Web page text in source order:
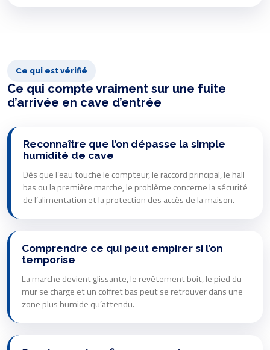
Ce qui est vérifié
Ce qui compte vraiment sur une fuite
d’arrivée en cave d’entrée
Reconnaître que l’on dépasse la simple
humidité de cave
Dès que l’eau touche le compteur, le raccord principal, le hall
bas ou la première marche, le problème concerne la sécurité
de l’alimentation et la protection des accès de la maison.
Comprendre ce qui peut empirer si l’on
temporise
La marche devient glissante, le revêtement boit, le pied du
mur se charge et un coffret bas peut se retrouver dans une
zone plus humide qu’attendu.